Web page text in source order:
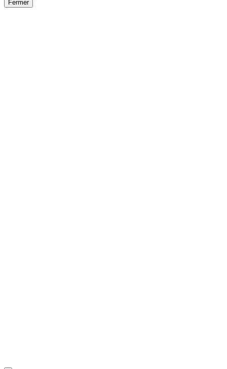
Fermer